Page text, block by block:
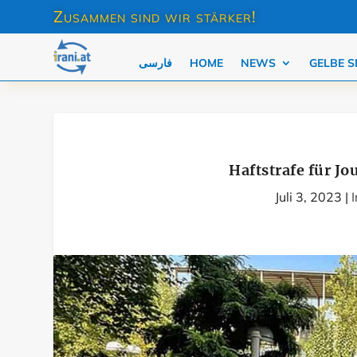
Zusammen sind wir stärker!
فارسی HOME NEWS GELBE
Haftstrafe für
Juli 3, 2023 |